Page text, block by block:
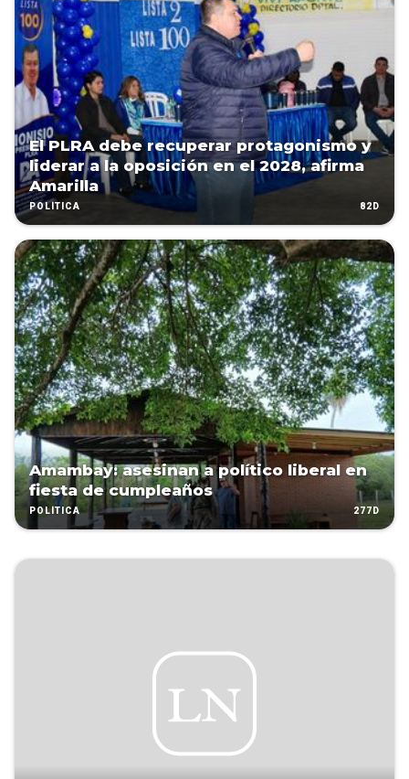
El PLRA debe recuperar protagonismo y
liderar a la oposición en el 2028, afirma
Amarilla
POLÍTICA 82D
Amambay: asesinan a político liberal en
fiesta de cumpleaños
POLÍTICA 277D